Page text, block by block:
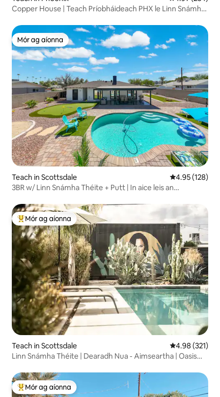
Copper House | Teach Príobháideach PHX le Linn Snámha
Mór ag aíonna
Mór ag aíonna
Teach in Scottsdale Meánrátáil
4.95 (128)
3BR w/ Linn Snámha Théite + Putt | In aice leis an
An-mhór ag aíonna
Mór ag aíonna
Teach in Scottsdale Meánrátáil
4.98 (321)
Linn Snámha Théite | Dearadh Nua - Aimseartha | Oasis
An-mhór ag aíonna
Mór ag aíonna